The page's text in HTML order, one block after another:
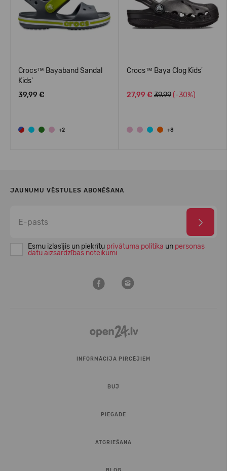
Crocs™ Bayaband Sandal
Kids'
39,99 €
+2
Crocs™ Baya Clog Kids'
27,99 € 39.99 (-30%)
+8
JAUNUMU VĒSTULES ABONĒŠANA
Esmu izlasījis un piekrītu privātuma politika un personas
datu aizsardzības noteikumi
INFORMĀCIJA PIRCĒJIEM
BUJ
PIEGĀDE
ATGRIEŠANA